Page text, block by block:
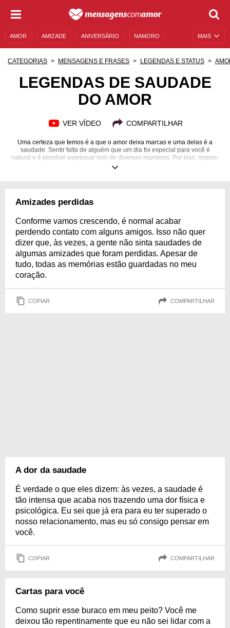
MAIS
AMOR AMIZADE ANIVERSÁRIO NAMORO
MENSAGENS DE ANIVERSÁRIO
CATEGORIAS MENSAGENS E FRASES LEGENDAS E STATUS
LEGENDAS DE SAUDADE
DO AMOR
VER VÍDEO COMPARTILHAR
Uma certeza que temos é a que o amor deixa marcas e uma delas é a
saudade. Sentir falta de alguém que um dia foi especial para você é
natural e é possível expressar isso de diversas maneiras. Por isso, inspire-
se com a gente e declare-se sutilmente através de suas fotos.
Amizades perdidas
Conforme vamos crescendo, é normal acabar
perdendo contato com alguns amigos. Isso não quer
dizer que, às vezes, a gente não sinta saudades de
algumas amizades que foram perdidas. Apesar de
tudo, todas as memórias estão guardadas no meu
coração.
COPIAR COMPARTILHAR
A dor da saudade
É verdade o que eles dizem: às vezes, a saudade é
tão intensa que acaba nos trazendo uma dor física e
psicológica. Eu sei que já era para eu ter superado o
nosso relacionamento, mas eu só consigo pensar em
você.
COPIAR COMPARTILHAR
Cartas para você
Como suprir esse buraco em meu peito? Você me
deixou tão repentinamente que eu não sei lidar com a